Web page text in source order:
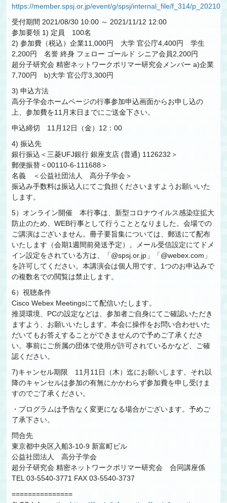
https://member.spsj.or.jp/event/g/spsj/internal_file/f_314/
受付期間 2021/08/30 10:00 ～ 2021/11/12 12:00
参加要領 1) 定員 100名
2) 参加費（税込）企業11,000円 大学 官公庁4,400円 学生
2,200円 名誉 終身 フェロー ゴールド シニア会員2,200円
超分子研究会 精密ネットワークポリマー研究会メンバー a)企業
7,700円 b)大学 官公庁3,300円
3) 申込方法
高分子学会ホームページの行事参加申込画面からお申し込の
上、参加費を11月末日までにご送金下さい。
申込締切 11月12日（金）12：00
4) 振込先
銀行振込＜三菱UFJ銀行 銀座支店 (普通) 1126232＞
郵便振替＜00110-6-111688＞
名義 ＜公益社団法人 高分子学会＞
振込み手数料は振込人にてご負担くださいますようお願いいた
します。
5）オンライン開催 本行事は、新型コロナウイルス感染症拡大
防止のため、WEB行事として行うこととなりました。会場での
ご講演はございません。冊子要旨集については、郵送にて配布
いたします（会期1週間前発送予定）。メール受信設定にてドメ
イン設定をされている方は、「@spsj.or.jp」「@webex.com」
を許可してください。本講演会は個人用です。1つのお申込みで
の複数名での閲覧は禁止します。
6）視聴条件
Cisco Webex Meetingsにて配信いたします。
推奨環境、PCの設定などは、参加者ご自身にてご確認いただき
ますよう、お願いいたします。本会に操作をお問い合わせいた
だいてもお答えすることができませんので予めご了承くださ
い。事前にご所属の団体で使用が許可されているかなど、ご確
認ください。
7)キャンセル期限 11月11日（木）迄にお願いします。それ以
降のキャンセルは参加の有無にかかわらず参加費を申し受けま
すのでご了承ください。
・プログラムは予告なく変更になる場合がございます。予めご
了承下さい。
問合先
東京都中央区入船3-10-9 新富町ビル
公益社団法人 高分子学会
超分子研究会 精密ネットワークポリマー研究会 合同講座係
TEL 03-5540-3771 FAX 03-5540-3737
===============